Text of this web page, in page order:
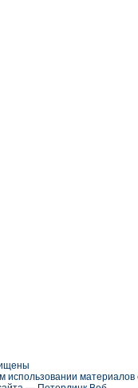
использовании